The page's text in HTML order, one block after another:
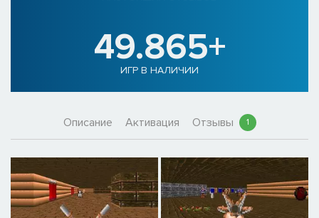
49.865+
ИГР В НАЛИЧИИ
Описание Активация Отзывы 1